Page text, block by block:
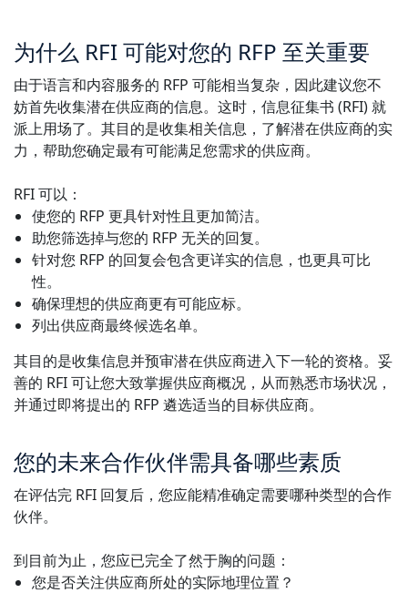
为什么 RFI 可能对您的 RFP 至关重要
由于语言和内容服务的 RFP 可能相当复杂，因此建议您不
妨首先收集潜在供应商的信息。这时，信息征集书 (RFI) 就
派上用场了。其目的是收集相关信息，了解潜在供应商的实
力，帮助您确定最有可能满足您需求的供应商。
RFI 可以：
使您的 RFP 更具针对性且更加简洁。
助您筛选掉与您的 RFP 无关的回复。
针对您 RFP 的回复会包含更详实的信息，也更具可比
性。
确保理想的供应商更有可能应标。
列出供应商最终候选名单。
其目的是收集信息并预审潜在供应商进入下一轮的资格。妥
善的 RFI 可让您大致掌握供应商概况，从而熟悉市场状况，
并通过即将提出的 RFP 遴选适当的目标供应商。
您的未来合作伙伴需具备哪些素质
在评估完 RFI 回复后，您应能精准确定需要哪种类型的合作
伙伴。
到目前为止，您应已完全了然于胸的问题：
您是否关注供应商所处的实际地理位置？